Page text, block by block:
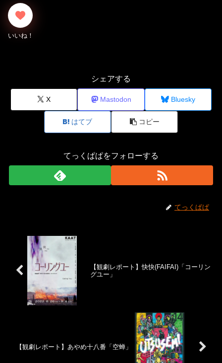
シェアする
X Mastodon Bluesky
はてブ コピー
てっくぱぱをフォローする
てっくぱぱ
【観劇レポート】快快(FAIFAI)「コーリン
グユー」
【観劇レポート】あやめ十八番「空蝉」